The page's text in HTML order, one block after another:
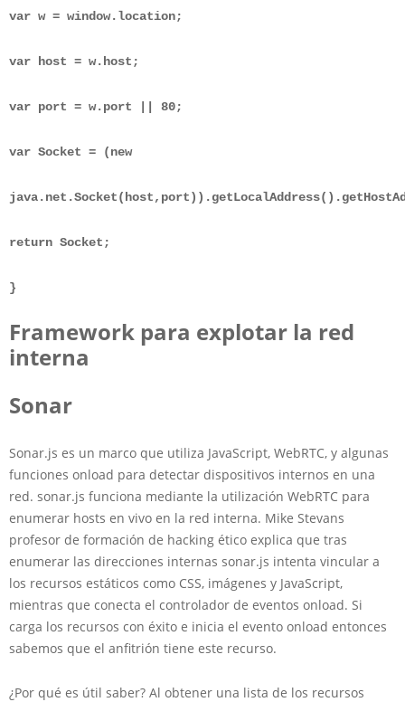
var w = window.location;
var host = w.host;
var port = w.port || 80;
var Socket = (new
return Socket;
}
Framework para explotar la red
interna
Sonar
Sonar.js es un marco que utiliza JavaScript, WebRTC, y algunas
funciones onload para detectar dispositivos internos en una
red. sonar.js funciona mediante la utilización WebRTC para
enumerar hosts en vivo en la red interna. Mike Stevans
profesor de formación de hacking ético explica que tras
enumerar las direcciones internas sonar.js intenta vincular a
los recursos estáticos como CSS, imágenes y JavaScript,
mientras que conecta el controlador de eventos onload. Si
carga los recursos con éxito e inicia el evento onload entonces
sabemos que el anfitrión tiene este recurso.
¿Por qué es útil saber? Al obtener una lista de los recursos